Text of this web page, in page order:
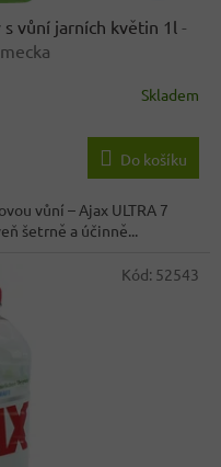
s vůní jarních květin 1l -
Skladem
Do košíku
vůní – Ajax ULTRA 7
šetrně a účinně...
Kód: 52543